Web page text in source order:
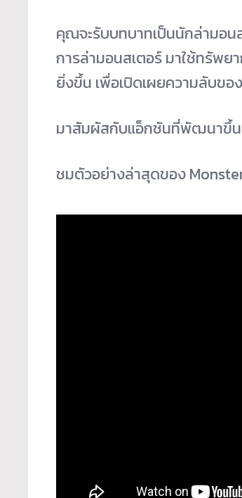
คุณจะรับบทบาทเป็นนักล่ามอ
การล่ามอนสเตอร์ มาใช้ทรัพย
ยิ่งขึ้น เพื่อเปิดเผยความลับขอ
มาสัมผัสกับแอ็กชันที่พัฒนาขึ้น
ชมตัวอย่างล่าสุดของ